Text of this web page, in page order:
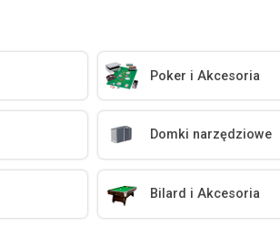
Poker i Akcesoria
Domki narzędziowe
Bilard i Akcesoria